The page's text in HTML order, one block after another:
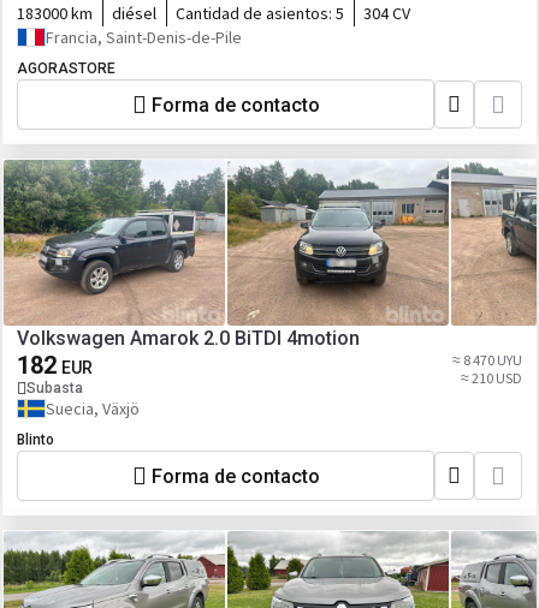
183000 km diésel Cantidad de asientos: 5
304 CV
Francia, Saint-Denis-de-Pile
AGORASTORE
Forma de contacto
Volkswagen Amarok 2.0 BiTDI 4motion
182 EUR
Subasta
≈ 8 470 UYU
≈ 210 USD
Suecia, Växjö
Blinto
Forma de contacto